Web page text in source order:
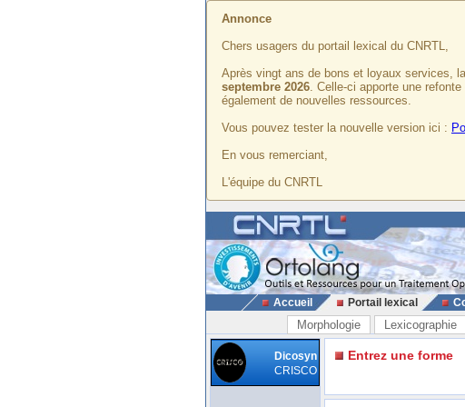
Annonce
Chers usagers du portail lexical du CNRTL,
Après vingt ans de bons et loyaux services,
septembre 2026. Celle-ci apporte une
également de nouvelles ressources.
Vous pouvez tester la nouvelle version ici :
En vous remerciant,
L'équipe du CNRTL
Accueil Portail lexical
Morphologie Lexicographie
Dicosyn
CRISCO
Entrez une forme